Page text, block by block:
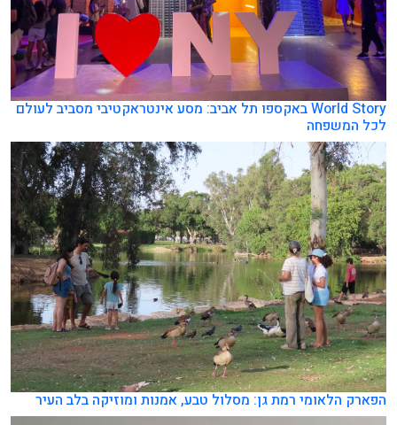
World Story באקספו תל אביב: מסע אינטראקטיבי מסביב לעולם
לכל המשפחה
הפארק הלאומי רמת גן: מסלול טבע, אמנות ומוזיקה בלב העיר